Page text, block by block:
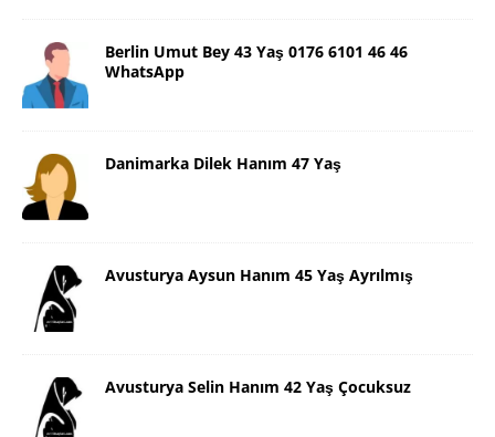
Berlin Umut Bey 43 Yaş 0176 6101 46 46
WhatsApp
Danimarka Dilek Hanım 47 Yaş
Avusturya Aysun Hanım 45 Yaş Ayrılmış
Avusturya Selin Hanım 42 Yaş Çocuksuz